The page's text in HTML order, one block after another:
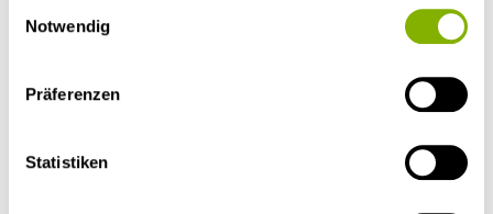
Regelungen das Risiko des staatlichen Zugriffs &
auszuschließen ist. Sie können Ihre Einwilligung jederzeit
über dieCookie-Einstellungen
widerrufen oder ändern.
Notwendig
Präferenzen
Statistiken
Öffentlicher Sektor und Vergabe